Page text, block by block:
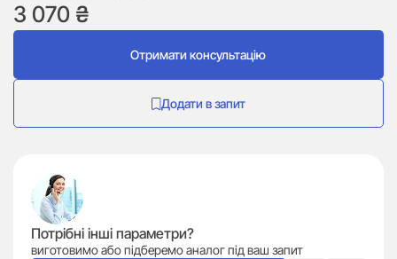
3 070 ₴
Отримати консультацію
Додати в запит
Потрібні інші параметри?
виготовимо або підберемо аналог під ваш запит